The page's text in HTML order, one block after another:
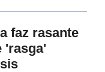
faz rasante
'rasga'